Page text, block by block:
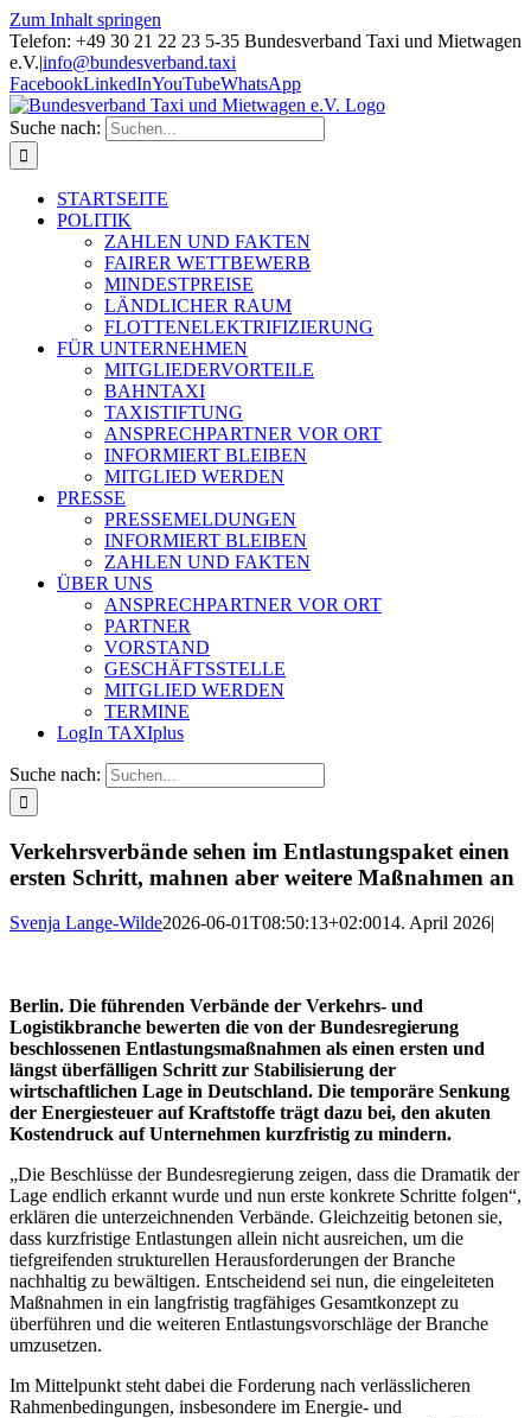
Zum Inhalt springen
Telefon: +49 30 21 22 23 5-35 Bundesverband Taxi und Mietwagen
e.V.|info@bundesverband.taxi
FacebookLinkedInYouTubeWhatsApp
Suche nach:
STARTSEITE
POLITIK
ZAHLEN UND FAKTEN
FAIRER WETTBEWERB
MINDESTPREISE
LÄNDLICHER RAUM
FLOTTENELEKTRIFIZIERUNG
FÜR UNTERNEHMEN
MITGLIEDERVORTEILE
BAHNTAXI
TAXISTIFTUNG
ANSPRECHPARTNER VOR ORT
INFORMIERT BLEIBEN
MITGLIED WERDEN
PRESSE
PRESSEMELDUNGEN
INFORMIERT BLEIBEN
ZAHLEN UND FAKTEN
ÜBER UNS
ANSPRECHPARTNER VOR ORT
PARTNER
VORSTAND
GESCHÄFTSSTELLE
MITGLIED WERDEN
TERMINE
LogIn TAXIplus
Suche nach:
Verkehrsverbände sehen im Entlastungspaket einen
ersten Schritt, mahnen aber weitere Maßnahmen an
Svenja Lange-Wilde2026-06-01T08:50:13+02:0014. April 2026|
Berlin. Die führenden Verbände der Verkehrs- und
Logistikbranche bewerten die von der Bundesregierung
beschlossenen Entlastungsmaßnahmen als einen ersten und
längst überfälligen Schritt zur Stabilisierung der
wirtschaftlichen Lage in Deutschland. Die temporäre Senkung
der Energiesteuer auf Kraftstoffe trägt dazu bei, den akuten
Kostendruck auf Unternehmen kurzfristig zu mindern.
„Die Beschlüsse der Bundesregierung zeigen, dass die Dramatik der
Lage endlich erkannt wurde und nun erste konkrete Schritte folgen“,
erklären die unterzeichnenden Verbände. Gleichzeitig betonen sie,
dass kurzfristige Entlastungen allein nicht ausreichen, um die
tiefgreifenden strukturellen Herausforderungen der Branche
nachhaltig zu bewältigen. Entscheidend sei nun, die eingeleiteten
Maßnahmen in ein langfristig tragfähiges Gesamtkonzept zu
überführen und die weiteren Entlastungsvorschläge der Branche
umzusetzen.
Im Mittelpunkt steht dabei die Forderung nach verlässlicheren
Rahmenbedingungen, insbesondere im Energie- und